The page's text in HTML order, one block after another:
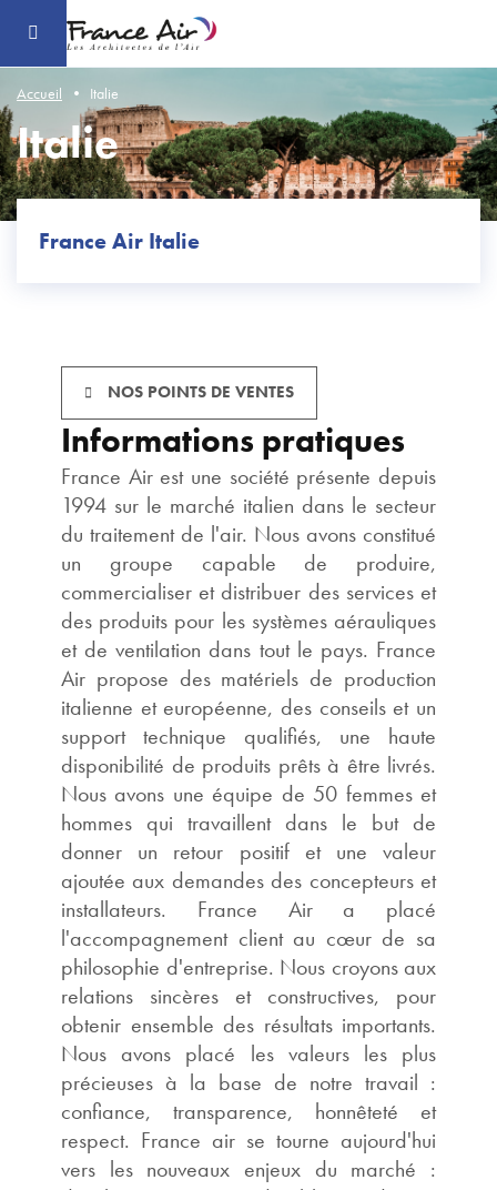
contenu
Accueil Italie
Italie
France Air Italie
NOS POINTS DE VENTES
Informations pratiques
France Air est une société présente depuis
1994 sur le marché italien dans le secteur
du traitement de l'air. Nous avons constitué
un groupe capable de produire,
commercialiser et distribuer des services et
des produits pour les systèmes aérauliques
et de ventilation dans tout le pays. France
Air propose des matériels de production
italienne et européenne, des conseils et un
support technique qualifiés, une haute
disponibilité de produits prêts à être livrés.
Nous avons une équipe de 50 femmes et
hommes qui travaillent dans le but de
donner un retour positif et une valeur
ajoutée aux demandes des concepteurs et
installateurs. France Air a placé
l'accompagnement client au cœur de sa
philosophie d'entreprise. Nous croyons aux
relations sincères et constructives, pour
obtenir ensemble des résultats importants.
Nous avons placé les valeurs les plus
précieuses à la base de notre travail :
confiance, transparence, honnêteté et
respect. France air se tourne aujourd'hui
vers les nouveaux enjeux du marché :